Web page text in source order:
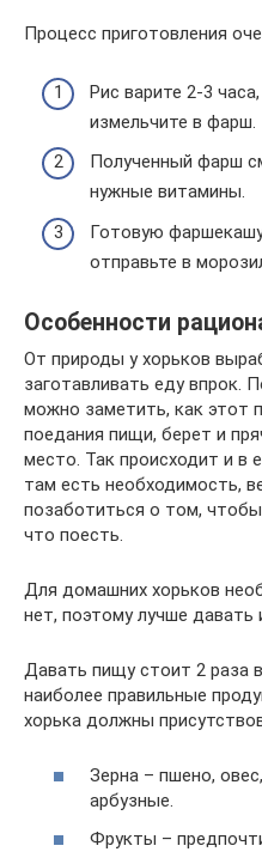
Процесс приготовления
Рис варите 2-3
измельчите в фарш.
Полученный фарш
нужные витамины.
Готовую
отправьте в
Особенности
От природы у хорьков
заготавливать еду впрок.
можно заметить, как этот
поедания пищи, берет и
место. Так происходит и в
там есть необходимость,
позаботиться о том,
что поесть.
Для домашних хорьков
нет, поэтому лучше давать
Давать пищу стоит 2 раза
наиболее правильные
хорька должны
Зерна – пшено,
арбузные.
Фрукты –